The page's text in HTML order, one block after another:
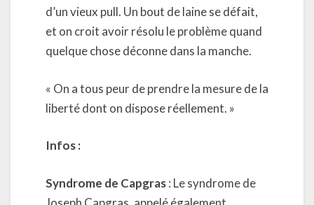
d’un vieux pull. Un bout de laine se défait,
et on croit avoir résolu le problème quand
quelque chose déconne dans la manche.
« On a tous peur de prendre la mesure de la
liberté dont on dispose réellement. »
Infos:
Syndrome de Capgras: Le syndrome de